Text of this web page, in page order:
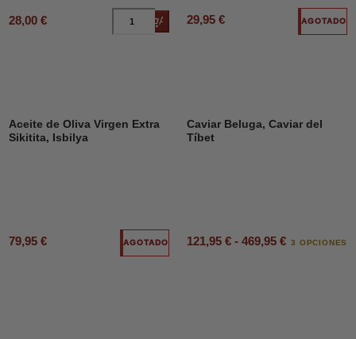
28,00 € Añadir al carrito
29,95 € AGOTADO
Aceite de Oliva Virgen Extra
Sikitita, Isbilya
79,95 € AGOTADO
Caviar Beluga, Caviar del
Tíbet
121,95 € - 469,95 € 3 OPCIONES